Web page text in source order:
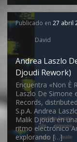
Publicado en 27 abril
David
Andrea Laszlo
Djoudi Rework)
Encuentra «Non È
Laszlo De Simone
Records,
S.p.A. Andrea
Malik Djoudi en
ritmo electrónico
explorando […]